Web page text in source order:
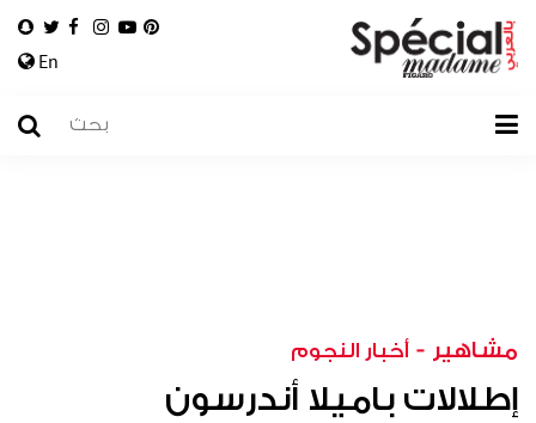
En
مشاهير - أخبار النجوم
إطلالات باميلا أندرسون